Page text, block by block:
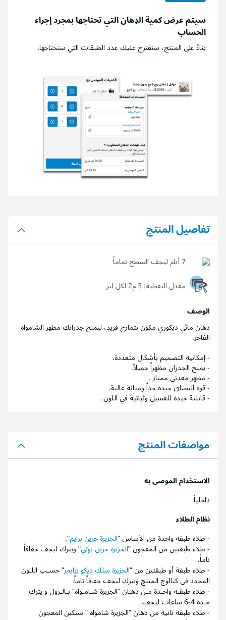
سيتم عرض كمية الدِهان التي تحتاجها بمجرد إجراء
الحساب
بناءً على المنتج، سنقترح عليك عدد الطبقات التي ستحتاجها.
تفاصيل المنتج
7 أيام ليجف السطح تماماً
معدل التغطية:
الوصف
دهان مائي ديكوري مكون بتمازج فريد، ليمنح جدرانك مظهر الشامواه
الفاخر.
- إمكانية التصميم بأشكال متعددة.
- يمنح الجدران مظهراً جميلاً.
- مظهر معدني ممتاز .
- قوة التصاق جيدة جداً ومتانة عالية.
- قابلية جيدة للغسيل وثباتية في اللون.
مواصفات المنتج
الاستخدام الموصى به
داخلياً
نظام الطلاء
- طلاء طبقة واحدة من الأساس "الجزيرة جرين برايم".
- طلاء طبقتين من المعجون "الجزيرة جرين بوتي" ويترك ليجف جفافاً
تاماً.
- طلاء طبقة أو طبقتين من "الجزيرة سلك ديكو برايمر" حسـب اللـون
المحدد في كتالوج المنتج ويترك ليجف جفافاً تاماً.
- طلاء طبقـة واحـدة مـن دهـان "الجزيرة شـامـواه" بـالـرول و يترك
مـدة 4-6 ساعات ليجف.
- طلاء طبقة ثانية من دهان "الجزيرة شامواه " بسكين المعجون